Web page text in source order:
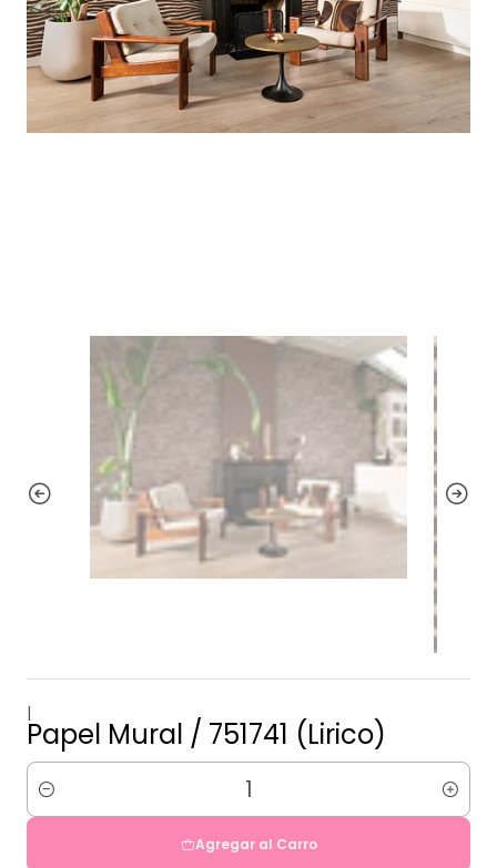
|
Papel Mural / 751741 (Lirico)
Cantidad
Agregar al Carro